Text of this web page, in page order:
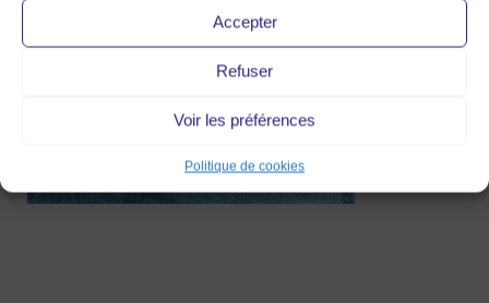
Accepter
Refuser
Voir les préférences
Politique de cookies